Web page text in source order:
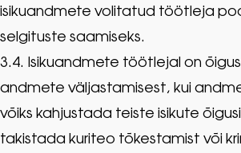
isikuandmete volitatud töötleja
selgituste saamiseks.
3.4. Isikuandmete töötlejal on
andmete väljastamisest, kui
võiks kahjustada teiste isikute
takistada kuriteo tõkestamist või